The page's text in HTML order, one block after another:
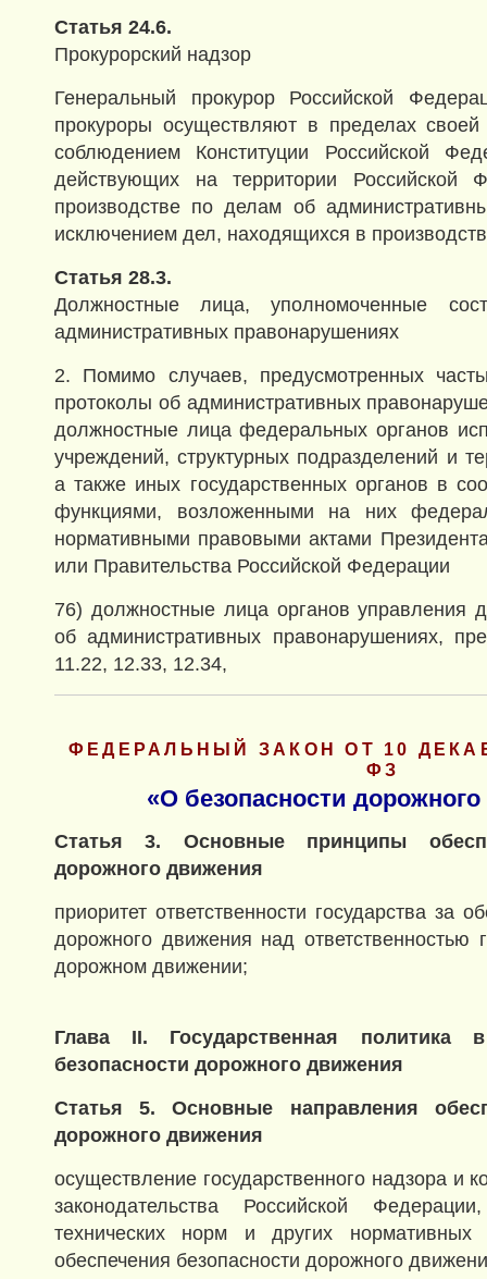
Статья 24.6.
Прокурорский надзор
Генеральный прокурор Российской
прокуроры осуществляют в пределах
соблюдением Конституции Российской
действующих на территории Российской
производстве по делам об
исключением дел, находящихся в
Статья 28.3.
Должностные лица, уполномоченные
административных правонарушениях
2. Помимо случаев, предусмотренных
протоколы об административных
должностные лица федеральных органов
учреждений, структурных подразделений и
а также иных государственных органов в
функциями, возложенными на них
нормативными правовыми актами
или Правительства Российской Федерации
76) должностные лица органов управления
об административных правонарушениях,
11.22, 12.33, 12.34,
ФЕДЕРАЛЬНЫЙ ЗАКОН ОТ 10
ФЗ
«О безопасности
Статья 3. Основные принципы
дорожного движения
приоритет ответственности государства за
дорожного движения над ответственностью
дорожном движении;
Глава II. Государственная политика в
безопасности дорожного движения
Статья 5. Основные направления
дорожного движения
осуществлениe государственного надзора и
законодательства Российской
технических норм и других нормативных
обеспечения безопасности дорожного